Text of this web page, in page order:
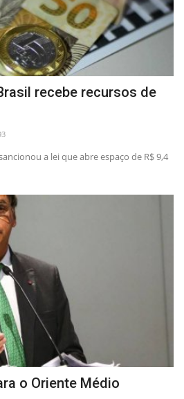
recebe recursos de
a lei que abre espaço de R$ 9,4
o Oriente Médio